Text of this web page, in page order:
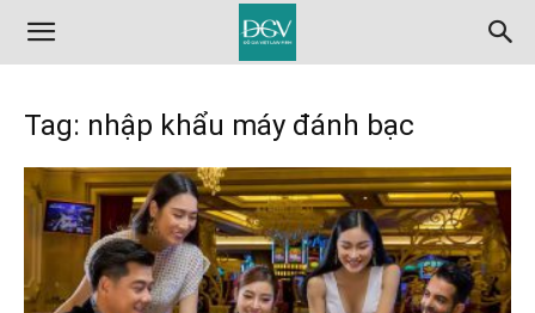
Tag: nhập khẩu máy đánh bạc